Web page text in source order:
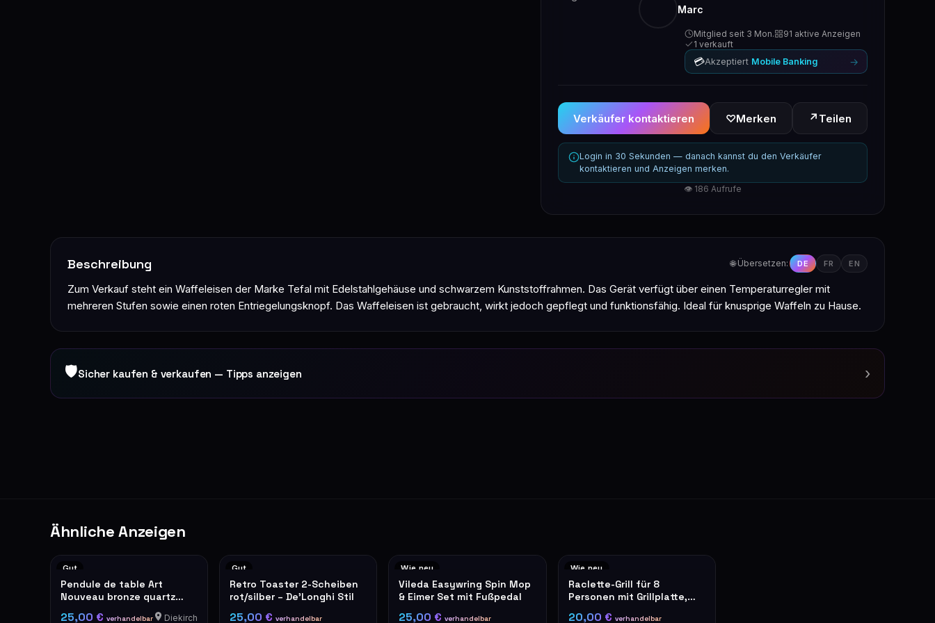
Marc
Mitglied seit 3 Mon.
91 aktive Anzeigen
1 verkauft
💳Akzeptiert Mobile Banking →
Verkäufer kontaktieren ♡Merken ↗ Teilen
Login in 30 Sekunden — danach kannst du den Verkäufer
kontaktieren und Anzeigen merken.
👁 186 Aufrufe
Beschreibung 🌐 Übersetzen: DE FR EN
Zum Verkauf steht ein Waffeleisen der Marke Tefal mit Edelstahlgehäuse und schwarzem Kunststoffrahmen. Das Gerät verfügt über einen Temperaturregler mit
mehreren Stufen sowie einen roten Entriegelungsknopf. Das Waffeleisen ist gebraucht, wirkt jedoch gepflegt und funktionsfähig. Ideal für knusprige Waffeln zu Hause.
🛡Sicher kaufen & verkaufen — Tipps anzeigen ›
Ähnliche Anzeigen
Gut
Pendule de table Art
Nouveau bronze quartz
25,00 € verhandelbar Diekirch
Gut
Retro Toaster 2-Scheiben
rot/silber – De'Longhi Stil
25,00 €verhandelbar
Wie neu
Vileda Easywring Spin Mop
& Eimer Set mit Fußpedal
25,00 €verhandelbar
Wie neu
Raclette-Grill für 8
Personen mit Grillplatte,
20,00 € verhandelbar